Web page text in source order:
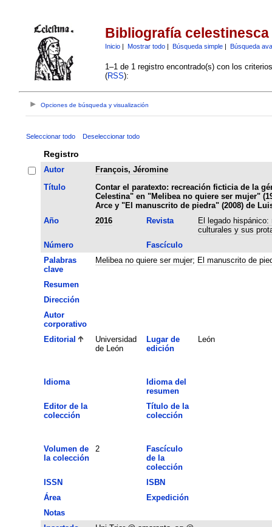
Bibliografía celestinesca
Inicio| Mostrar todo| Búsqueda simple| Búsqueda
1–1 de 1 registro encontrado(s) con los
(RSS):
Opciones de búsqueda y visualización
Seleccionar todo Deseleccionar todo
Registro
Autor
François, Jéromine
Título
Contar el paratexto: recreación ficticia de la
Celestina" en "Melibea no quiere ser mujer"
Arce y "El manuscrito de piedra" (2008) de
Año
2016 Revista
El legado
culturales y sus
Número
Fascículo
Palabras
clave
Melibea no quiere ser mujer; El manuscrito de
Resumen
Dirección
Autor
corporativo
Editorial
Universidad
de León
Lugar de
edición
León
Idioma
Idioma del
resumen
Editor de la
colección
Título de la
colección
Volumen de
la colección
2
Fascículo
de la
colección
ISSN
ISBN
Área
Expedición
Notas